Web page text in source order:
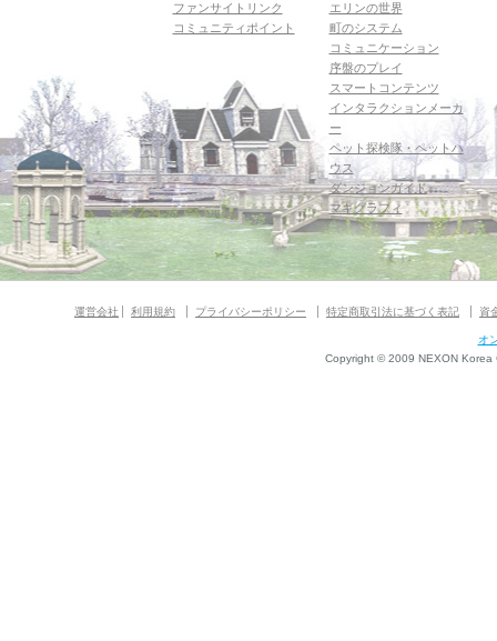
ファンサイトリンク
コミュニティポイント
エリンの世界
町のシステム
コミュニケーション
序盤のプレイ
スマートコンテンツ
インタラクションメーカ
ー
ペット探検隊・ペットハ
ウス
ダンジョンガイド
マギグラフィ
運営会社 利用規約 プライバシーポリシー 特定商取引法に基づく表記 資
オ
Copyright © 2009 NEXON Korea